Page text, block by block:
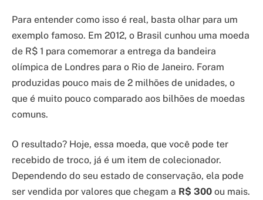
Para entender como isso é real, basta olhar para um
exemplo famoso. Em 2012, o Brasil cunhou uma moeda
de R$ 1 para comemorar a entrega da bandeira
olímpica de Londres para o Rio de Janeiro. Foram
produzidas pouco mais de 2 milhões de unidades, o
que é muito pouco comparado aos bilhões de moedas
comuns.
O resultado? Hoje, essa moeda, que você pode ter
recebido de troco, já é um item de colecionador.
Dependendo do seu estado de conservação, ela pode
ser vendida por valores que chegam a R$ 300 ou mais.